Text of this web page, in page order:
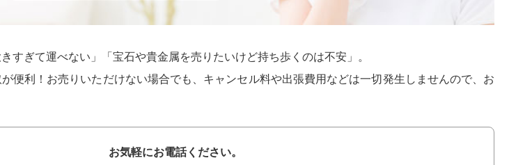
すぎて運べない」「宝石や貴金属を売りたいけど持ち歩くのは不安」。
便利！お売りいただけない場合でも、キャンセル料や出張費用などは一切発生しませんので、お
お気軽にお電話ください。